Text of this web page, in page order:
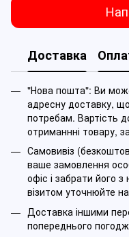
Доставка
"Нова пошта": Ви
адресну доставку,
потребам. Вартість
отриманнні товару,
Самовивіз
ваше замовлення
офіс і забрати його
візитом уточнюйте
Доставка іншими
попереднього